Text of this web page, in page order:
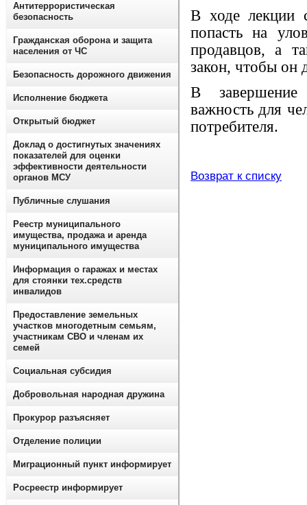
В ходе лекции
попасть на
продавцов, а
закон, чтобы он
В завершение
важность для
потребителя.
Возврат к списку
Антитеррористическая
безопасность
Гражданская оборона и защита
населения от ЧС
Безопасность дорожного движения
Исполнение бюджета
Открытый бюджет
Доклад о достигнутых значениях
показателей для оценки
эффективности деятельности
органов МСУ
Публичные слушания
Реестр муниципального
имущества, продажа и аренда
муниципального имущества
Информация о гаражах и местах
для стоянки тех.средств
инвалидов
Предоставление земельных
участков многодетным семьям,
участникам СВО и членам их
семей
Социальная субсидия
Добровольная народная дружина
Прокурор разъясняет
Отделение полиции
Миграционный пункт информирует
Росреестр информирует